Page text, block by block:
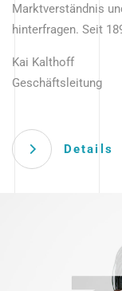
Marktverständnis
hinterfragen. Seit
Kai Kalthoff
Geschäftsleitung
Details